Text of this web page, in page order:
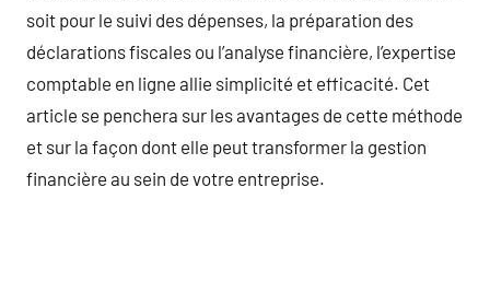
soit pour le suivi des dépenses, la préparation des
déclarations fiscales ou l’analyse financière, l’expertise
comptable en ligne allie simplicité et efficacité. Cet
article se penchera sur les avantages de cette méthode
et sur la façon dont elle peut transformer la gestion
financière au sein de votre entreprise.